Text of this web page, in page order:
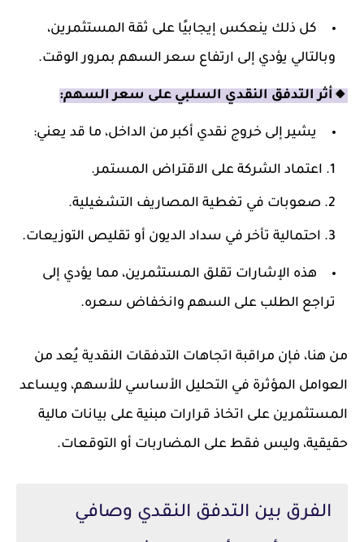
كل ذلك ينعكس إيجابيًا على ثقة المستثمرين،
وبالتالي يؤدي إلى ارتفاع سعر السهم بمرور الوقت.
🔸أثر التدفق النقدي السلبي على سعر السهم:
يشير إلى خروج نقدي أكبر من الداخل، ما قد يعني:
اعتماد الشركة على الاقتراض المستمر.
صعوبات في تغطية المصاريف التشغيلية.
احتمالية تأخر في سداد الديون أو تقليص التوزيعات.
هذه الإشارات تقلق المستثمرين، مما يؤدي إلى
تراجع الطلب على السهم وانخفاض سعره.
من هنا، فإن مراقبة اتجاهات التدفقات النقدية يُعد من
العوامل المؤثرة في التحليل الأساسي للأسهم، ويساعد
المستثمرين على اتخاذ قرارات مبنية على بيانات مالية
حقيقية، وليس فقط على المضاربات أو التوقعات.
الفرق بين التدفق النقدي وصافي